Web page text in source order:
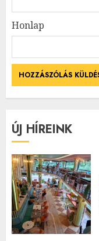
Honlap
ÚJ HÍREINK